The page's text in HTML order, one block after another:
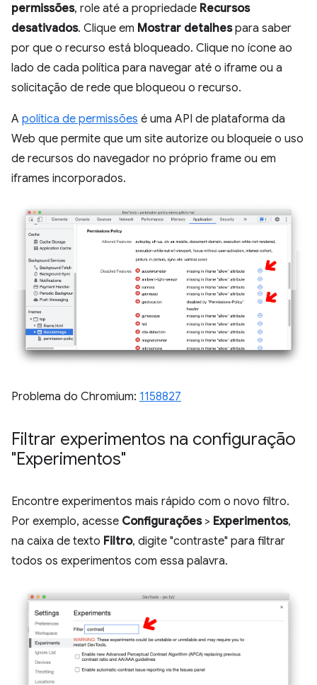
permissões, role até a propriedade Recursos
desativados. Clique em Mostrar detalhespara saber
por que o recurso está bloqueado. Clique no ícone ao
lado de cada política para navegar até o iframe ou a
solicitação de rede que bloqueou o recurso.
A política de permissões é uma API de plataforma da
Web que permite que um site autorize ou bloqueie o uso
de recursos do navegador no próprio frame ou em
iframes incorporados.
Problema do Chromium: 1158827
Filtrar experimentos na configuração
"Experimentos"
Encontre experimentos mais rápido com o novo filtro.
Por exemplo, acesse Configurações> Experimentos,
na caixa de texto Filtro, digite "contraste" para filtrar
todos os experimentos com essa palavra.